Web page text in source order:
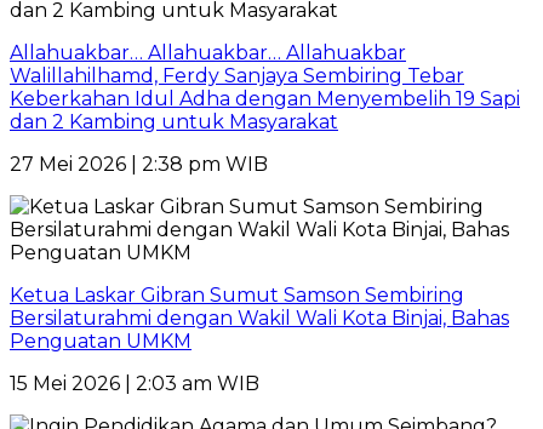
Allahuakbar… Allahuakbar… Allahuakbar
Walillahilhamd, Ferdy Sanjaya Sembiring Tebar
Keberkahan Idul Adha dengan Menyembelih 19 Sapi
dan 2 Kambing untuk Masyarakat
27 Mei 2026 | 2:38 pm WIB
Ketua Laskar Gibran Sumut Samson Sembiring
Bersilaturahmi dengan Wakil Wali Kota Binjai, Bahas
Penguatan UMKM
15 Mei 2026 | 2:03 am WIB